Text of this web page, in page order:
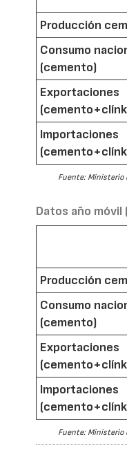
Producción
Consumo
(cemento)
Exportaciones
Importaciones
Fuente: Ministerio
Datos año
Producción
Consumo
(cemento)
Exportaciones
Importaciones
Fuente: Ministerio